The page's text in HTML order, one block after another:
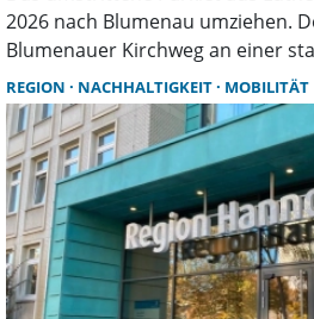
2026 nach Blumenau umziehen.
Blumenauer Kirchweg an einer
aufgestellt werden. Der Ortsrat
Akzeptanz für das bislang
einen Mehrwert für Radfahrer.
REGION NACHHALTIGKEIT MOBILITÄT